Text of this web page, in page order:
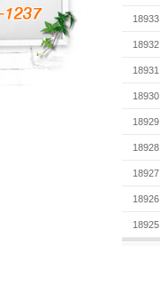
18933
18932
18931
18930
18929
18928
18927
18926
18925